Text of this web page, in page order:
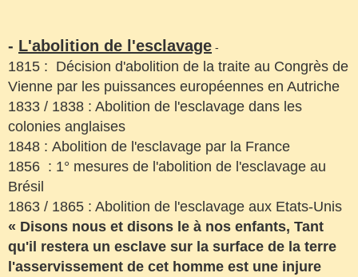
- L'abolition de l'esclavage -
1815 : Décision d'abolition de la traite au Congrès de
Vienne par les puissances européennes en Autriche
1833 / 1838 : Abolition de l'esclavage dans les
colonies anglaises
1848 : Abolition de l'esclavage par la France
1856 : 1° mesures de l'abolition de l'esclavage au
Brésil
1863 / 1865 : Abolition de l'esclavage aux Etats-Unis
« Disons nous et disons le à nos enfants, Tant
qu'il restera un esclave sur la surface de la terre
l'asservissement de cet homme est une injure